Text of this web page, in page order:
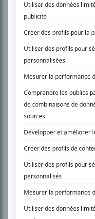
l’actualité télévisuelle au 98,5.
En savoir plus »
PLAN DU SITE
Accueil
Liste des oeuvres
Recherche avancée
À propos